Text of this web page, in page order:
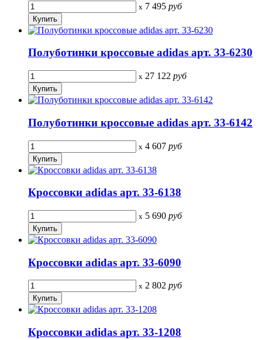
x 7 495 руб
Полуботинки кроссовые adidas арт. 33-6230
x 27 122 руб
Полуботинки кроссовые adidas арт. 33-6142
x 4 607 руб
Кроссовки adidas арт. 33-6138
x 5 690 руб
Кроссовки adidas арт. 33-6090
x 2 802 руб
Кроссовки adidas арт. 33-1208